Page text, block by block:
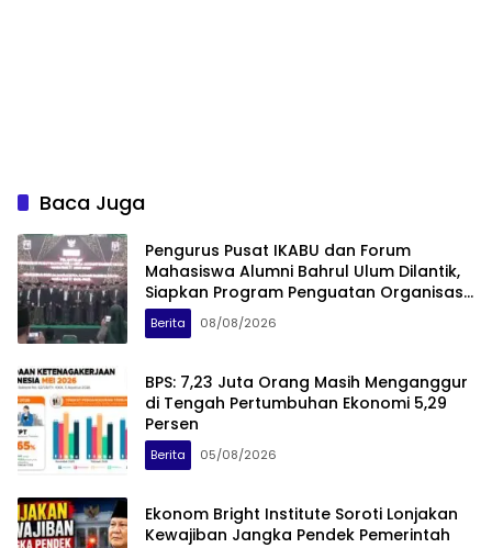
Baca Juga
Pengurus Pusat IKABU dan Forum
Mahasiswa Alumni Bahrul Ulum Dilantik,
Siapkan Program Penguatan Organisasi
dan Ekonomi
Berita 08/08/2026
BPS: 7,23 Juta Orang Masih Menganggur
di Tengah Pertumbuhan Ekonomi 5,29
Persen
Berita 05/08/2026
Ekonom Bright Institute Soroti Lonjakan
Kewajiban Jangka Pendek Pemerintah